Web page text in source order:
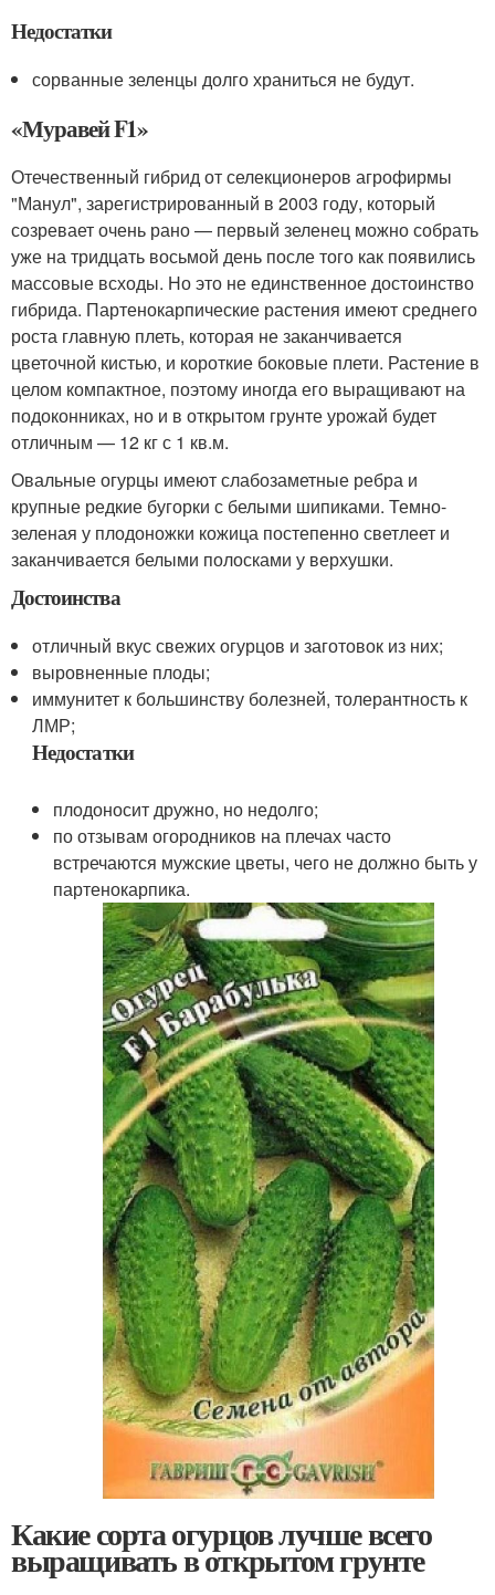
Недостатки
сорванные зеленцы долго храниться не будут.
«Муравей F1»
Отечественный гибрид от селекционеров агрофирмы
"Манул", зарегистрированный в 2003 году, который
созревает очень рано — первый зеленец можно собрать
уже на тридцать восьмой день после того как появились
массовые всходы. Но это не единственное достоинство
гибрида. Партенокарпические растения имеют среднего
роста главную плеть, которая не заканчивается
цветочной кистью, и короткие боковые плети. Растение в
целом компактное, поэтому иногда его выращивают на
подоконниках, но и в открытом грунте урожай будет
отличным — 12 кг с 1 кв.м.
Овальные огурцы имеют слабозаметные ребра и
крупные редкие бугорки с белыми шипиками. Темно-
зеленая у плодоножки кожица постепенно светлеет и
заканчивается белыми полосками у верхушки.
Достоинства
отличный вкус свежих огурцов и заготовок из них;
выровненные плоды;
иммунитет к большинству болезней, толерантность к
ЛМР;
Недостатки
плодоносит дружно, но недолго;
по отзывам огородников на плечах часто
встречаются мужские цветы, чего не должно быть у
партенокарпика.
Какие сорта огурцов лучше всего
выращивать в открытом грунте